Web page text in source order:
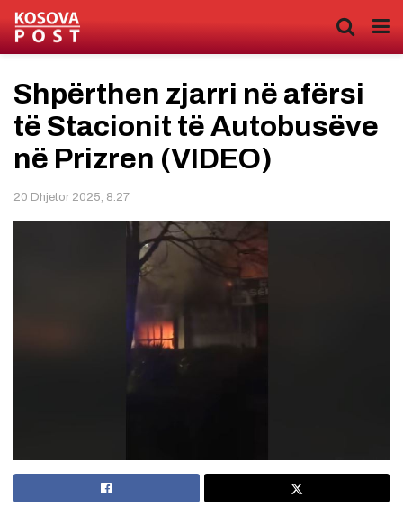
Shpërthen zjarri në afërsi
të Stacionit të Autobusëve
në Prizren (VIDEO)
20 Dhjetor 2025, 8:27